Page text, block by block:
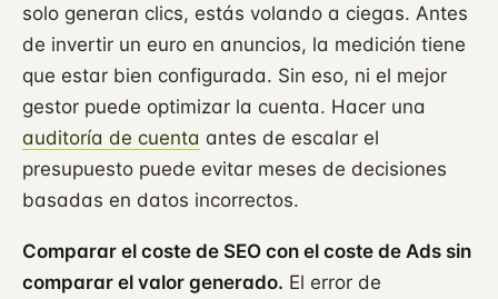
solo generan clics, estás volando a ciegas. Antes
de invertir un euro en anuncios, la medición tiene
que estar bien configurada. Sin eso, ni el mejor
gestor puede optimizar la cuenta. Hacer una
auditoría de cuenta antes de escalar el
presupuesto puede evitar meses de decisiones
basadas en datos incorrectos.
Comparar el coste de SEO con el coste de Ads sin
comparar el valor generado. El error de